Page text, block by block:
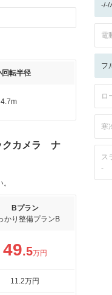
回転半径
4.7m
クカメラ ナ
Bプラン
かり整備プランB
49.5万円
11.2万円
-/-/
電
フ
ロ
寒
ス
-